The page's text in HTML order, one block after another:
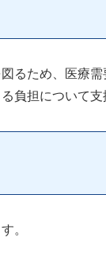
るため、医療
負担について支
。